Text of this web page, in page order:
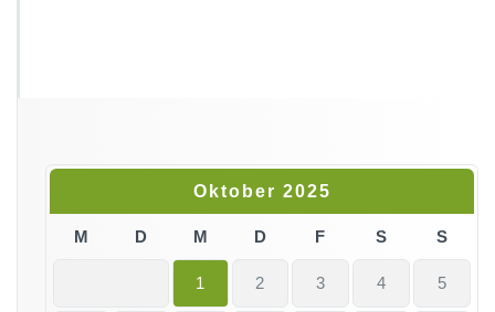
Oktober 2025
M D M D F S S
1 2 3 4 5